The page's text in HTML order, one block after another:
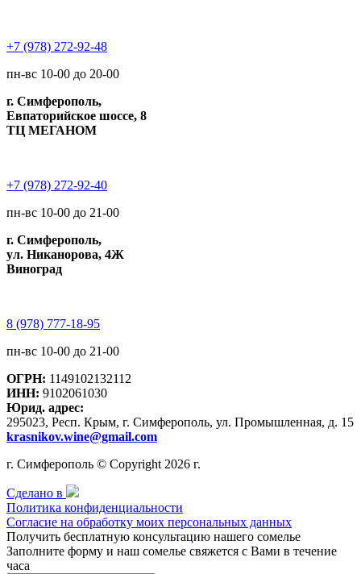
+7 (978) 272-92-48
пн-вс 10-00 до 20-00
г. Симферополь,
Евпаторийское шоссе, 8
ТЦ МЕГАНОМ
+7 (978) 272-92-40
пн-вс 10-00 до 21-00
г. Симферополь,
ул. Никанорова, 4Ж
Виноград
8 (978) 777-18-95
пн-вс 10-00 до 21-00
ОГРН: 1149102132112
ИНН: 9102061030
Юрид. адрес:
295023, Респ. Крым, г. Симферополь, ул. Промышленная, д. 15
krasnikov.wine@gmail.com
г. Симферополь © Copyright 2026 г.
Сделано в
Политика конфиденциальности
Согласие на обработку моих персональных данных
Получить бесплатную консультацию нашего сомелье
Заполните форму и наш сомелье свяжется с Вами в течение
часа